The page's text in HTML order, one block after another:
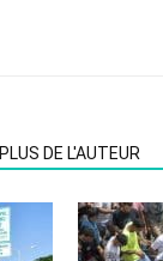
PLUS DE L'AUTEUR